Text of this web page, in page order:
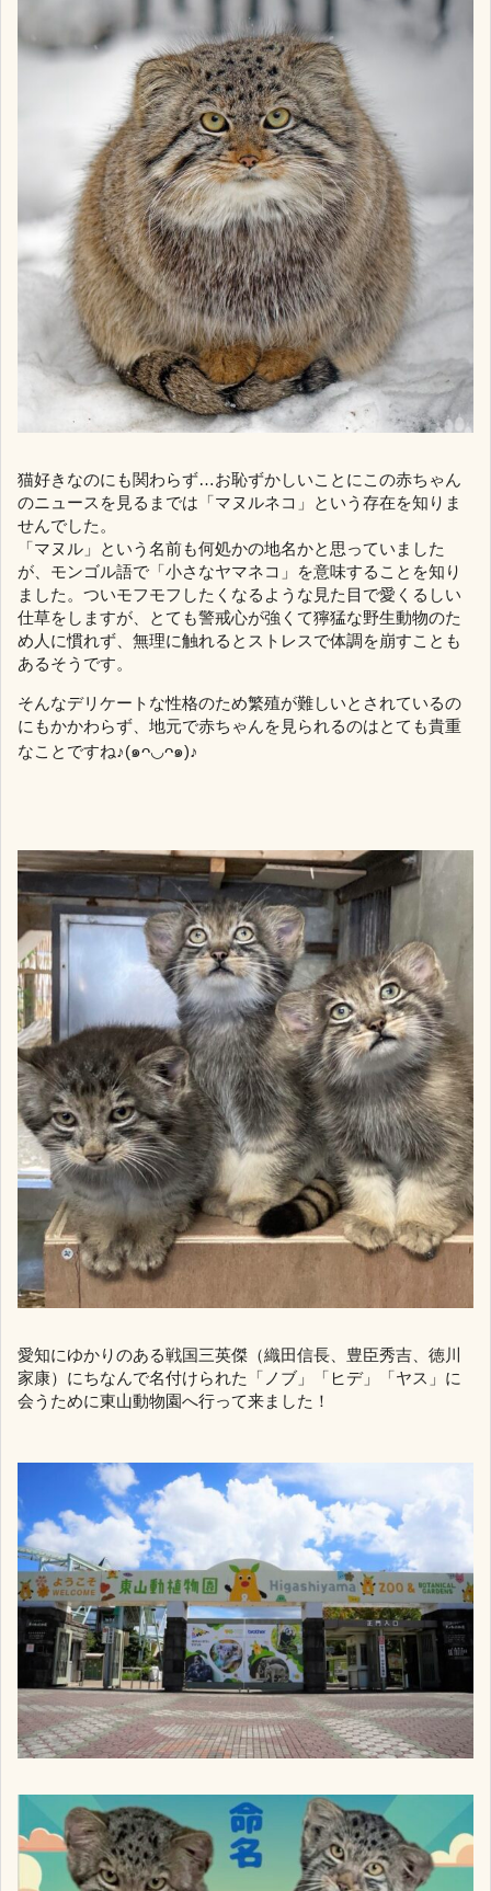
猫好きなのにも関わらず…お恥ずかしいことにこの赤ちゃん
のニュースを見るまでは「マヌルネコ」という存在を知りま
せんでした。
「マヌル」という名前も何処かの地名かと思っていました
が、モンゴル語で「小さなヤマネコ」を意味することを知り
ました。ついモフモフしたくなるような見た目で愛くるしい
仕草をしますが、とても警戒心が強くて獰猛な野生動物のた
め人に慣れず、無理に触れるとストレスで体調を崩すことも
あるそうです。
そんなデリケートな性格のため繁殖が難しいとされているの
にもかかわらず、地元で赤ちゃんを見られるのはとても貴重
なことですね♪(๑ᴖ◡ᴖ๑)♪
愛知にゆかりのある戦国三英傑（織田信長、豊臣秀吉、徳川
家康）にちなんで名付けられた「ノブ」「ヒデ」「ヤス」に
会うために東山動物園へ行って来ました！